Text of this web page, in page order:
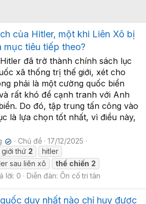
của Hitler, một khi Liên Xô bị
mục tiêu tiếp theo?
đã trở thành chính sách lục
xã thống trị thế giới, xét cho
phải là một cường quốc biển
rất khó để cạnh tranh với Anh
Do đó, tập trung tấn công vào
là lựa chọn tốt nhất, vì điều này,
✔ Chủ đề
17/12/2025
giới thứ 2
hitler
sau liên xô
thế chiến 2
lời: 0 Diễn đàn: Ôn cố tri tân
duy nhất nào chỉ huy được